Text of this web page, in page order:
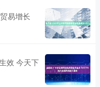
易增长
效 今天下